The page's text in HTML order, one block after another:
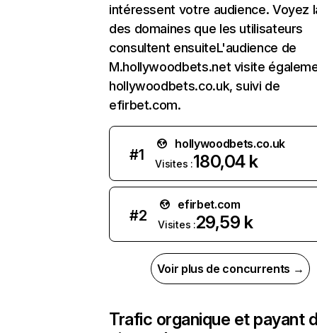
intéressent votre audience. Voyez
des domaines que les utilisateurs
consultent ensuiteL'audience de
M.hollywoodbets.net visite
hollywoodbets.co.uk, suivi de
efirbet.com.
#1
hollywoodbets.co.uk
Visites :180,04 k
#2
efirbet.com
Visites :29,59 k
Voir plus de concurrents →
Trafic organique et payant